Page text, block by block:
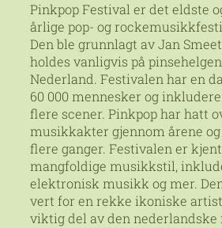
Pinkpop Festival er det eldste
årlige pop- og
Den ble grunnlagt av Jan
holdes vanligvis på
Nederland. Festivalen har en
60 000 mennesker og
flere scener. Pinkpop har hatt
musikkakter gjennom årene
flere ganger. Festivalen er
mangfoldige musikkstil,
elektronisk musikk og mer.
vert for en rekke ikoniske
viktig del av den